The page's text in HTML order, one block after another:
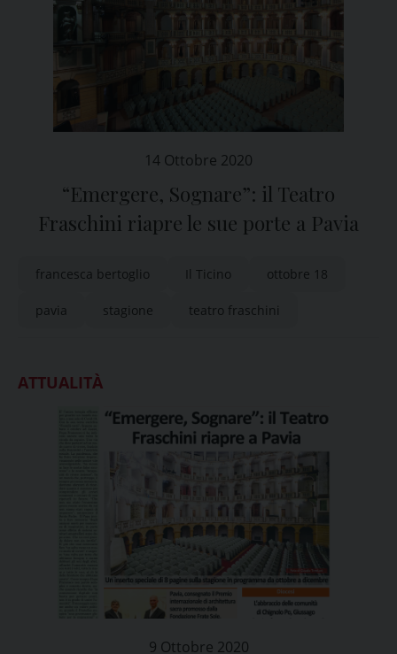
14 Ottobre 2020
“Emergere, Sognare”: il Teatro
Fraschini riapre le sue porte a Pavia
francesca bertoglio Il Ticino ottobre 18
pavia stagione teatro fraschini
ATTUALITÀ
9 Ottobre 2020